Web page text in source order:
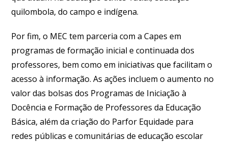
quilombola, do campo e indígena.
Por fim, o MEC tem parceria com a Capes em
programas de formação inicial e continuada dos
professores, bem como em iniciativas que facilitam o
acesso à informação. As ações incluem o aumento no
valor das bolsas dos Programas de Iniciação à
Docência e Formação de Professores da Educação
Básica, além da criação do Parfor Equidade para
redes públicas e comunitárias de educação escolar